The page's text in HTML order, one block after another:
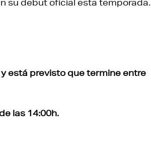
su debut oficial esta temporada.
y está previsto que termine entre
las 14:00h.